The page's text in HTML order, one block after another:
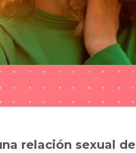
relación sexual